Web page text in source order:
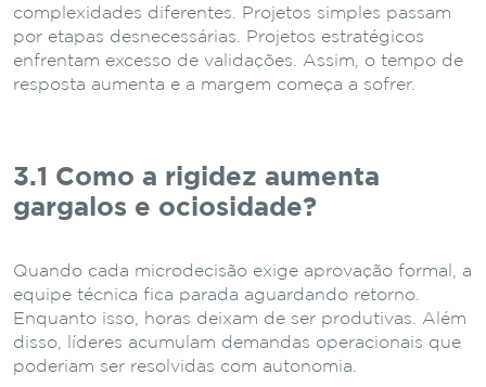
complexidades diferentes. Projetos simples passam
por etapas desnecessárias. Projetos estratégicos
enfrentam excesso de validações. Assim, o tempo de
resposta aumenta e a margem começa a sofrer.
3.1 Como a rigidez aumenta
gargalos e ociosidade?
Quando cada microdecisão exige aprovação formal, a
equipe técnica fica parada aguardando retorno.
Enquanto isso, horas deixam de ser produtivas. Além
disso, líderes acumulam demandas operacionais que
poderiam ser resolvidas com autonomia.